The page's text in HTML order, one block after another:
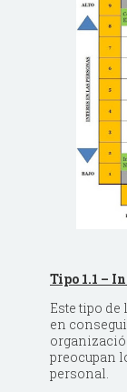
Tipo 1.1 –
Este tipo
en
preocupan
personal.